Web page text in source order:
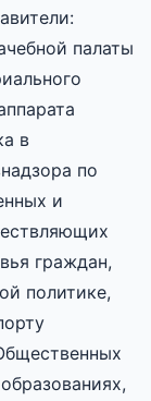
палаты
в
по
и
граждан,
политике,